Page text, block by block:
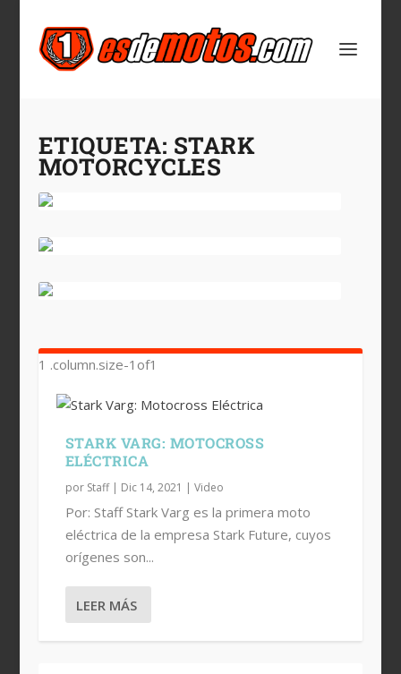
ETIQUETA: STARK
MOTORCYCLES
STARK VARG: MOTOCROSS
ELÉCTRICA
por Staff| Dic 14, 2021 | Video
Por: Staff Stark Varg es la primera moto
eléctrica de la empresa Stark Future, cuyos
orígenes son...
LEER MÁS